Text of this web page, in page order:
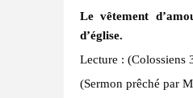
Le vêtement
d’église.
Lecture : (Colossiens
(Sermon prêché par